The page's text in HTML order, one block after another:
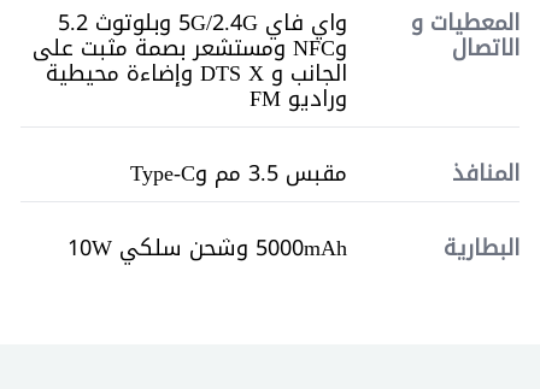
المعطيات و
الاتصال
واي فاي 5G/2.4G وبلوتوث 5.2
وNFC ومستشعر بصمة مثبت على
الجانب و DTS X وإضاءة محيطية
وراديو FM
المنافذ
مقبس 3.5 مم وType-C
البطارية
5000mAh وشحن سلكي 10W